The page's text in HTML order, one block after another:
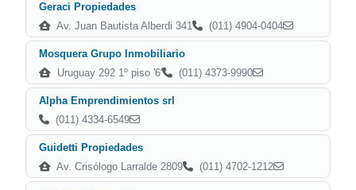
Geraci Propiedades
Av. Juan Bautista Alberdi 341
(011) 4904-0404
Mosquera Grupo Inmobiliario
Uruguay 292 1º piso '6'
(011) 4373-9990
Alpha Emprendimientos srl
(011) 4334-6549
Guidetti Propiedades
Av. Crisólogo Larralde 2809
(011) 4702-1212